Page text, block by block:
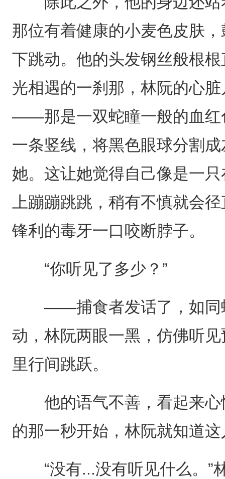
那位有着健康的小麦色皮肤
下跳动。他的头发钢丝般根
光相遇的一刹那，林阮的心
——那是一双蛇瞳一般的血红
一条竖线，将黑色眼球分割
她。这让她觉得自己像是一
上蹦蹦跳跳，稍有不慎就会
锋利的毒牙一口咬断脖子。
“你听见了多少？”
——捕食者发话了，如同
动，林阮两眼一黑，仿佛听
里行间跳跃。
他的语气不善，看起来心
的那一秒开始，林阮就知道
“没有...没有听见什么。”